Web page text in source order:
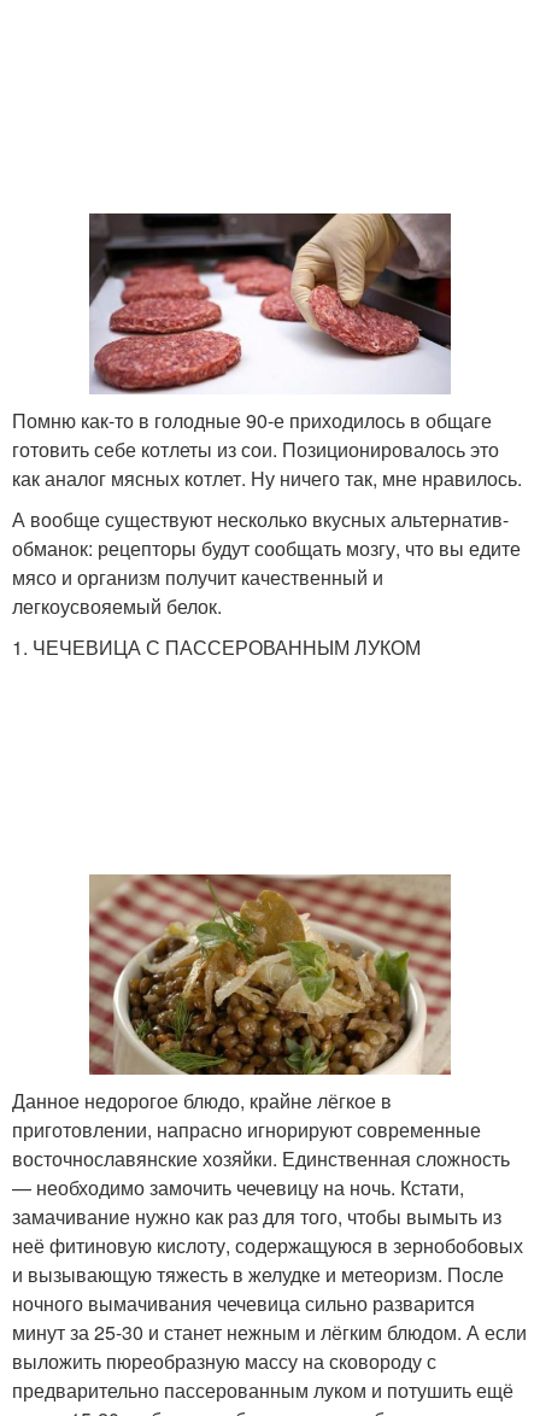
Помню как-то в голодные 90-е приходилось в общаге
готовить себе котлеты из сои. Позиционировалось это
как аналог мясных котлет. Ну ничего так, мне нравилось.
А вообще существуют несколько вкусных альтернатив-
обманок: рецепторы будут сообщать мозгу, что вы едите
мясо и организм получит качественный и
легкоусвояемый белок.
1. ЧЕЧЕВИЦА С ПАССЕРОВАННЫМ ЛУКОМ
Данное недорогое блюдо, крайне лёгкое в
приготовлении, напрасно игнорируют современные
восточнославянские хозяйки. Единственная сложность
— необходимо замочить чечевицу на ночь. Кстати,
замачивание нужно как раз для того, чтобы вымыть из
неё фитиновую кислоту, содержащуюся в зернобобовых
и вызывающую тяжесть в желудке и метеоризм. После
ночного вымачивания чечевица сильно разварится
минут за 25-30 и станет нежным и лёгким блюдом. А если
выложить пюреобразную массу на сковороду с
предварительно пассерованным луком и потушить ещё